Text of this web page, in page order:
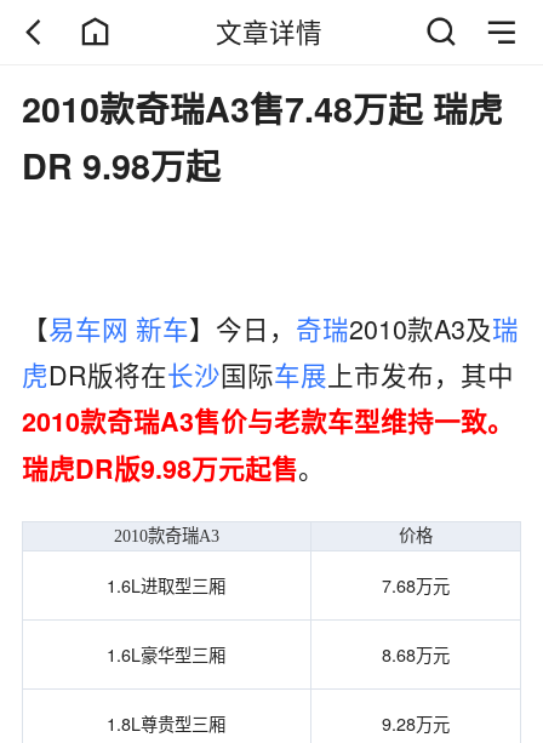
文章详情
2010款奇瑞A3售7.48万起 瑞虎
DR 9.98万起
【易车网 新车】今日， 奇瑞2010款A3及瑞
虎DR版将在长沙国际车展 上市发布，其中
2010款奇瑞A3售价与老款车型维持一致。
瑞虎DR版9.98万元起售。
2010款奇瑞A3 价格
1.6L进取型三厢 7.68万元
1.6L豪华型三厢 8.68万元
1.8L尊贵型三厢 9.28万元